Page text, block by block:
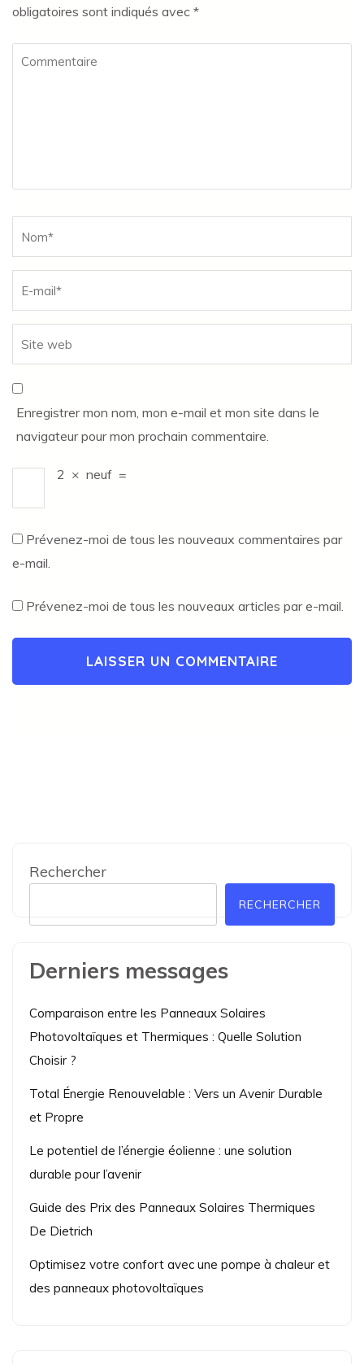
obligatoires sont indiqués avec *
Commentaire
Enregistrer mon nom, mon e-mail et mon site dans le
navigateur pour mon prochain commentaire.
2 × neuf =
Prévenez-moi de tous les nouveaux commentaires par
e-mail.
Prévenez-moi de tous les nouveaux articles par e-mail.
Rechercher
RECHERCHER
Derniers messages
Comparaison entre les Panneaux Solaires
Photovoltaïques et Thermiques : Quelle Solution
Choisir ?
Total Énergie Renouvelable : Vers un Avenir Durable
et Propre
Le potentiel de l’énergie éolienne : une solution
durable pour l’avenir
Guide des Prix des Panneaux Solaires Thermiques
De Dietrich
Optimisez votre confort avec une pompe à chaleur et
des panneaux photovoltaïques